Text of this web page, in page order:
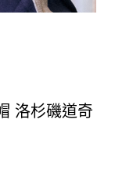
洛杉磯道奇